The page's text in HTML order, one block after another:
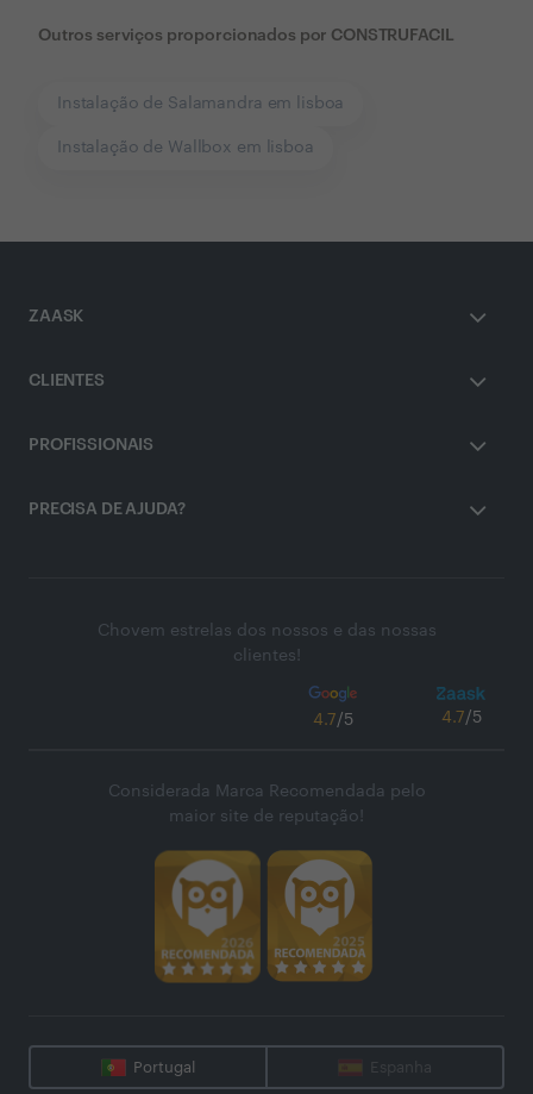
Outros serviços proporcionados por CONSTRUFACIL
Instalação de Salamandra em lisboa
Instalação de Wallbox em lisboa
ZAASK
CLIENTES
PROFISSIONAIS
PRECISA DE AJUDA?
Chovem estrelas dos nossos e das nossas
clientes!
4.7/5 4.7/5
Considerada Marca Recomendada pelo
maior site de reputação!
Portugal Espanha